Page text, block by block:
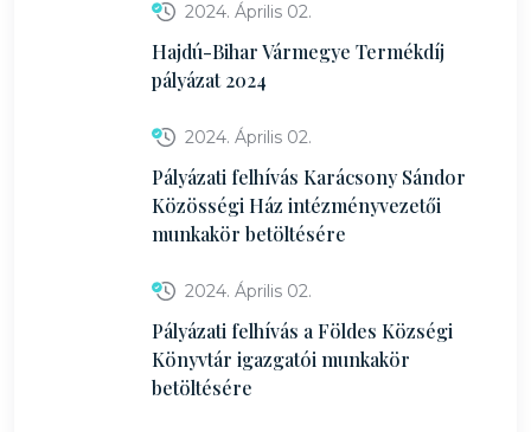
2024. Április 02.
Hajdú-Bihar Vármegye Termékdíj
pályázat 2024
2024. Április 02.
Pályázati felhívás Karácsony Sándor
Közösségi Ház intézményvezetői
munkakör betöltésére
2024. Április 02.
Pályázati felhívás a Földes Községi
Könyvtár igazgatói munkakör
betöltésére